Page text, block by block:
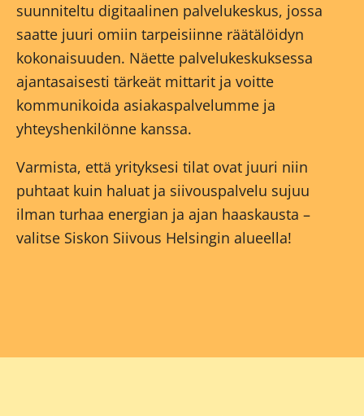
suunniteltu digitaalinen palvelukeskus, jossa
saatte juuri omiin tarpeisiinne räätälöidyn
kokonaisuuden. Näette palvelukeskuksessa
ajantasaisesti tärkeät mittarit ja voitte
kommunikoida asiakaspalvelumme ja
yhteyshenkilönne kanssa.
Varmista, että yrityksesi tilat ovat juuri niin
puhtaat kuin haluat ja siivouspalvelu sujuu
ilman turhaa energian ja ajan haaskausta –
valitse Siskon Siivous Helsingin alueella!